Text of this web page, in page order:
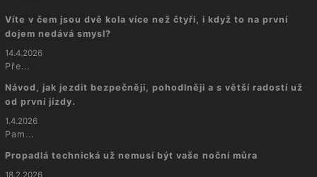
Víte v čem jsou dvě kola více než čtyři, i když to na první
dojem nedává smysl?
14.4.2026
Pře...
Návod, jak jezdit bezpečněji, pohodlněji a s větší radostí už
od první jízdy.
1.4.2026
Pam...
Propadlá technická už nemusí být vaše noční můra
18.2.2026